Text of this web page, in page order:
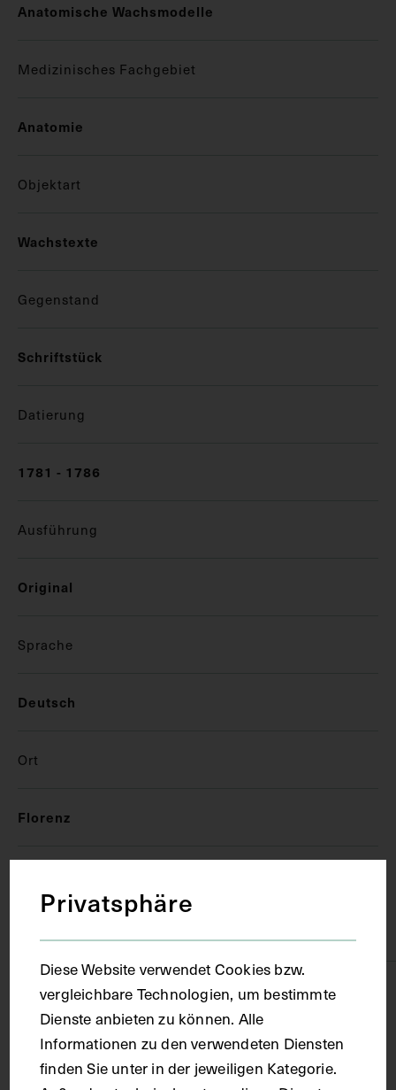
Anatomische Wachsmodelle
Medizinisches Fachgebiet
Anatomie
Objektart
Wachstexte
Gegenstand
Schriftstück
Datierung
1781 - 1786
Ausführung
Original
Sprache
Deutsch
Ort
Florenz
Technik
Handschrift
Privatsphäre
Diese Website verwendet Cookies bzw.
vergleichbare Technologien, um bestimmte
Dienste anbieten zu können. Alle
Informationen zu den verwendeten Diensten
finden Sie unter in der jeweiligen Kategorie.